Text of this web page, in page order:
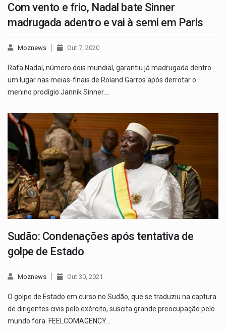
Com vento e frio, Nadal bate Sinner
madrugada adentro e vai à semi em Paris
Moznews Out 7, 2020
Rafa Nadal, número dois mundial, garantiu já madrugada dentro
um lugar nas meias-finais de Roland Garros após derrotar o
menino prodígio Jannik Sinner.…
Sudão: Condenações após tentativa de
golpe de Estado
Moznews Out 30, 2021
O golpe de Estado em curso no Sudão, que se traduziu na captura
de dirigentes civis pelo exército, suscita grande preocupação pelo
mundo fora. FEELCOMAGENCY…